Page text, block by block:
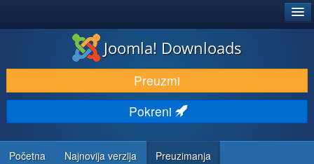
PREUZIMANJE I PROŠIRENJA (EKSTENZIJE)
OTKRIJTE I NAUČITE
ZAJEDNICA I PODRŠKA
RESURSI ZA RAZVOJ
Joomla! Downloads
Preuzmi
Pokreni
Početna Najnovija verzija Preuzimanja